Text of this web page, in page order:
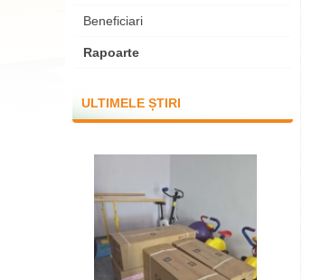
Beneficiari
Rapoarte
ULTIMELE ȘTIRI